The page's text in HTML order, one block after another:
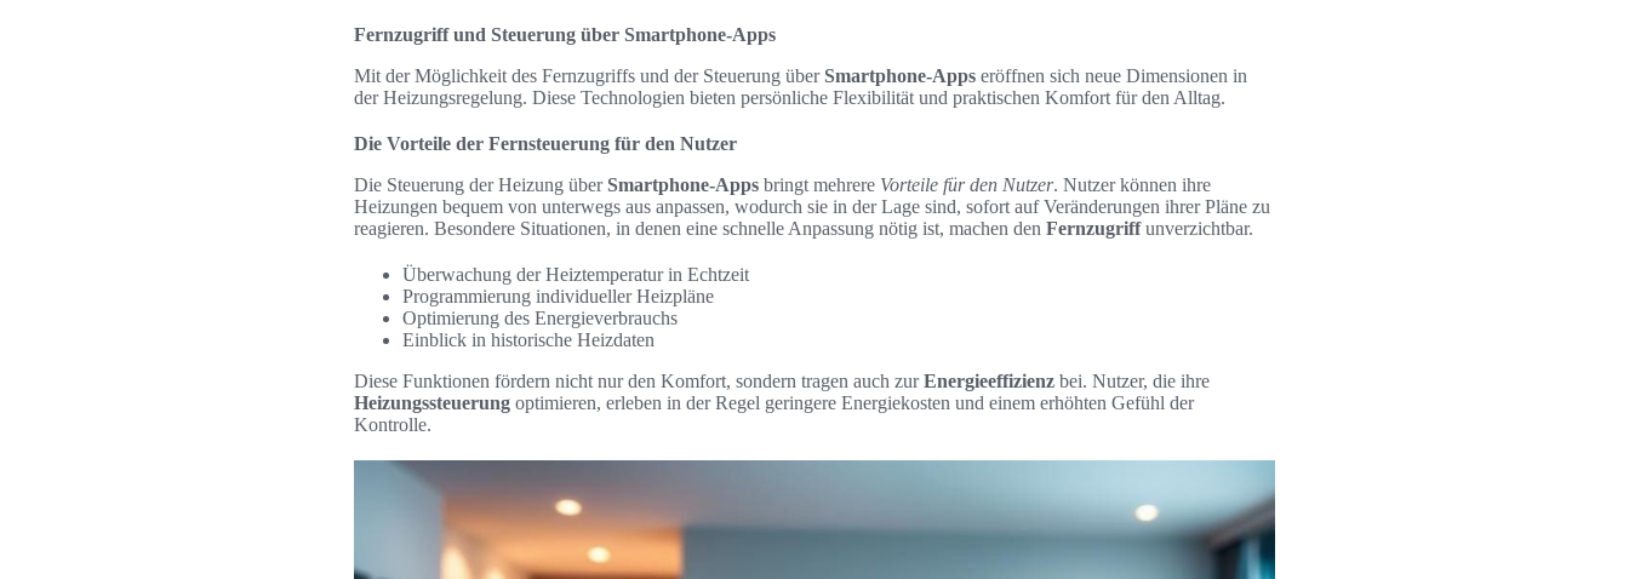
Fernzugriff und Steuerung über Smartphone-Apps
Mit der Möglichkeit des Fernzugriffs und der Steuerung überSmartphone-Apps eröffnen sich neue Dimensionen in
der Heizungsregelung. Diese Technologien bieten persönliche Flexibilität und praktischen Komfort für den Alltag.
Die Vorteile der Fernsteuerung für den Nutzer
Die Steuerung der Heizung überSmartphone-Apps bringt mehrere Vorteile für den Nutzer. Nutzer können ihre
Heizungen bequem von unterwegs aus anpassen, wodurch sie in der Lage sind, sofort auf Veränderungen ihrer Pläne zu
reagieren. Besondere Situationen, in denen eine schnelle Anpassung nötig ist, machen den Fernzugriffunverzichtbar.
Überwachung der Heiztemperatur in Echtzeit
Programmierung individueller Heizpläne
Optimierung des Energieverbrauchs
Einblick in historische Heizdaten
Diese Funktionen fördern nicht nur den Komfort, sondern tragen auch zurEnergieeffizienz bei. Nutzer, die ihre
Heizungssteuerung optimieren, erleben in der Regel geringere Energiekosten und einem erhöhten Gefühl der
Kontrolle.